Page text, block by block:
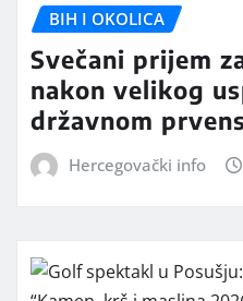
BIH I OKOLICA
Svečani prijem
nakon velikog
državnom
Hercegovački info